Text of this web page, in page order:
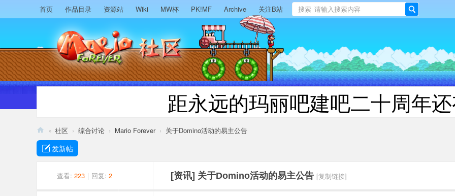
首页 作品目录 资源站 Wiki MW杯 PK!MF Archive 关注B站 搜索
索
距永远的玛丽吧建吧二十周年
M
» 社区 › 综合讨论 › Mario Forever › 关于Domino活动的易主公告
发新帖
查看: 223 | 回复: 2 [资讯] 关于Domino活动的易主公告 [复制链接]